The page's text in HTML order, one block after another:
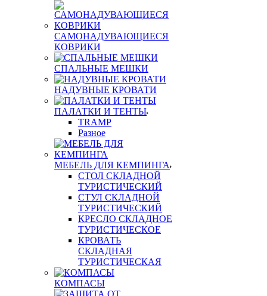
САМОНАДУВАЮЩИЕСЯ
КОВРИКИ
СПАЛЬНЫЕ МЕШКИ
НАДУВНЫЕ КРОВАТИ
ПАЛАТКИ И ТЕНТЫ
TRAMP
Разное
МЕБЕЛЬ ДЛЯ КЕМПИНГА
СТОЛ СКЛАДНОЙ
ТУРИСТИЧЕСКИЙ
СТУЛ СКЛАДНОЙ
ТУРИСТИЧЕСКИЙ
КРЕСЛО СКЛАДНОЕ
ТУРИСТИЧЕСКОЕ
КРОВАТЬ
СКЛАДНАЯ
ТУРИСТИЧЕСКАЯ
КОМПАСЫ